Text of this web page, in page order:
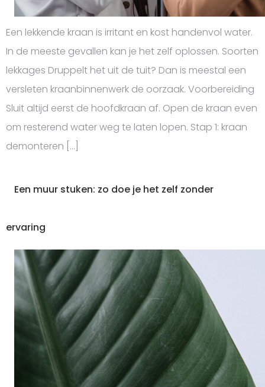
Een lekkende kraan is irritant en kost handenvol water.
In de meeste gevallen kan je het zelf oplossen. Soorten
lekkages Druppelt het uit de tuit? Dan is meestal een
versleten kraanbinnenwerk de oorzaak. Voorbereiding
Sluit altijd eerst de hoofdkraan af. Open de kraan even
om resterend water weg te laten lopen. Stap 1: kraan
demonteren […]
Een muur stuken: zo doe je het zelf zonder
ervaring